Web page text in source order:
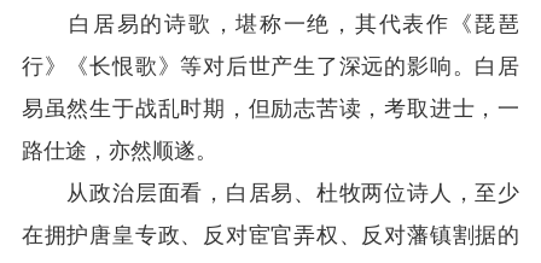
白居易的诗歌，堪称一绝，其代表作《琵琶
行》《长恨歌》等对后世产生了深远的影响。白居
易虽然生于战乱时期，但励志苦读，考取进士，一
路仕途，亦然顺遂。
从政治层面看，白居易、杜牧两位诗人，至少
在拥护唐皇专政、反对宦官弄权、反对藩镇割据的